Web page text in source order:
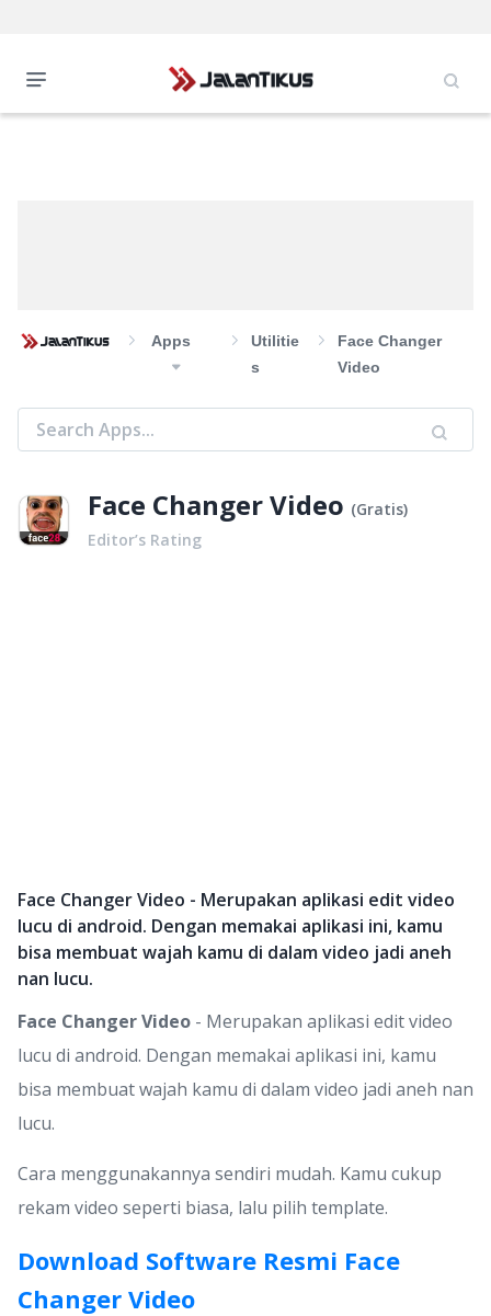
Apps
Utilitie
S
Face Changer
Video
Face Changer Video (Gratis)
Editor’s Rating
Face Changer Video - Merupakan aplikasi edit video
lucu di android. Dengan memakai aplikasi ini, kamu
bisa membuat wajah kamu di dalam video jadi aneh
nan lucu.
Face Changer Video - Merupakan aplikasi edit video
lucu di android. Dengan memakai aplikasi ini, kamu
bisa membuat wajah kamu di dalam video jadi aneh nan
lucu.
Cara menggunakannya sendiri mudah. Kamu cukup
rekam video seperti biasa, lalu pilih template.
Download Software Resmi Face
Changer Video